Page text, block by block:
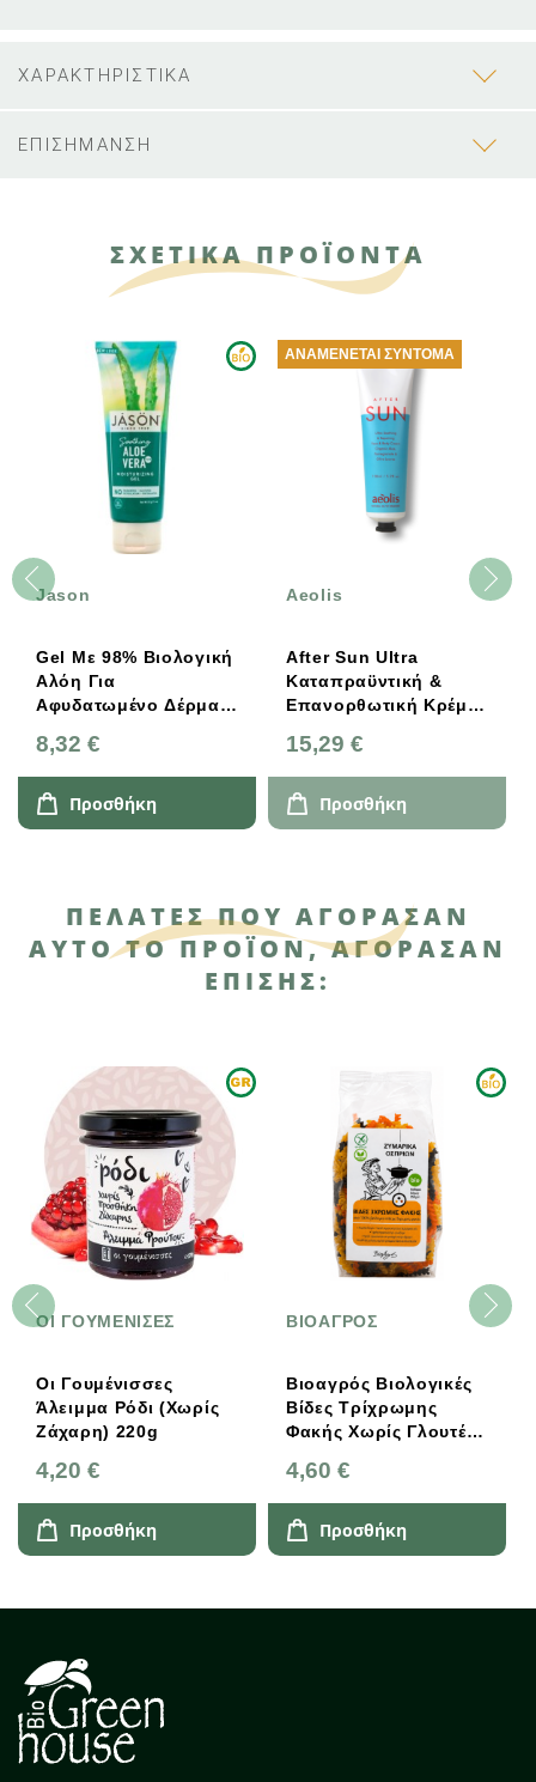
ΧΑΡΑΚΤΗΡΙΣΤΙΚΑ
ΕΠΙΣΗΜΑΝΣΗ
ΣΧΕΤΙΚΑ ΠΡΟΪΟΝΤΑ
Jason
Gel Με 98% Βιολογική
Αλόη Για
Αφυδατωμένο Δέρμα
8,32 €
Προσθήκη
Aeolis
After Sun Ultra
Καταπραϋντική &
Επανορθωτική Κρέμα
Ρόδι & Φύλλα Ελιάς
150ml Aeolis
15,29 €
ΑΝΑΜΈΝΕΤΑΙ ΣΎΝΤΟΜΑ
Προσθήκη
ΠΕΛΆΤΕΣ ΠΟΥ ΑΓΌΡΑΣΑΝ
ΑΥΤΌ ΤΟ ΠΡΟΪΌΝ, ΑΓΌΡΑΣΑΝ
ΕΠΊΣΗΣ:
ΟΙ ΓΟΥΜΕΝΙΣΕΣ
Οι Γουμένισσες
Άλειμμα Ρόδι (χωρίς
Ζάχαρη) 220g
4,20 €
Προσθήκη
ΒΙΟΑΓΡΟΣ
Βιοαγρός Βιολογικές
Βίδες Τρίχρωμης
Φακής Χωρίς Γλουτένη
4,60 €
Προσθήκη